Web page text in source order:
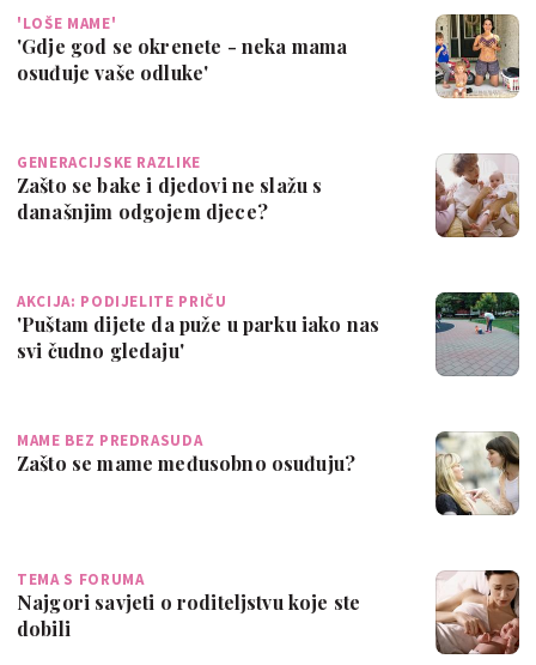
'LOŠE MAME'
'Gdje god se okrenete - neka mama
osuđuje vaše odluke'
GENERACIJSKE RAZLIKE
Zašto se bake i djedovi ne slažu s
današnjim odgojem djece?
AKCIJA: PODIJELITE PRIČU
'Puštam dijete da puže u parku iako nas
svi čudno gledaju'
MAME BEZ PREDRASUDA
Zašto se mame međusobno osuđuju?
TEMA S FORUMA
Najgori savjeti o roditeljstvu koje ste
dobili